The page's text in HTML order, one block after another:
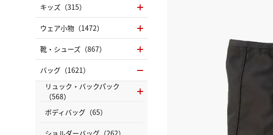
キッズ（315）
ウェア小物（1472）
靴・シューズ（867）
バッグ（1621）
リュック・バックパック
（568）
ボディバッグ（65）